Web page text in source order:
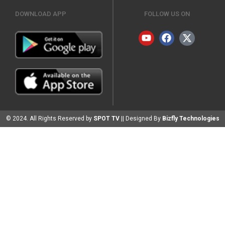
DOWNLOAD APP FOLLOW US ON
© 2024. All Rights Reserved by SPOT TV || Designed By Bizfly Technologies